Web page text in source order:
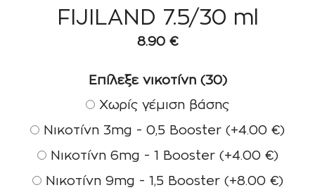
FIJILAND 7.5/30 ml
8.90 €
Επίλεξε νικοτίνη (30)
Χωρίς γέμιση βάσης
Νικοτίνη 3mg - 0,5 Booster (+4.00 €)
Νικοτίνη 6mg - 1 Booster (+4.00 €)
Νικοτίνη 9mg - 1,5 Booster (+8.00 €)